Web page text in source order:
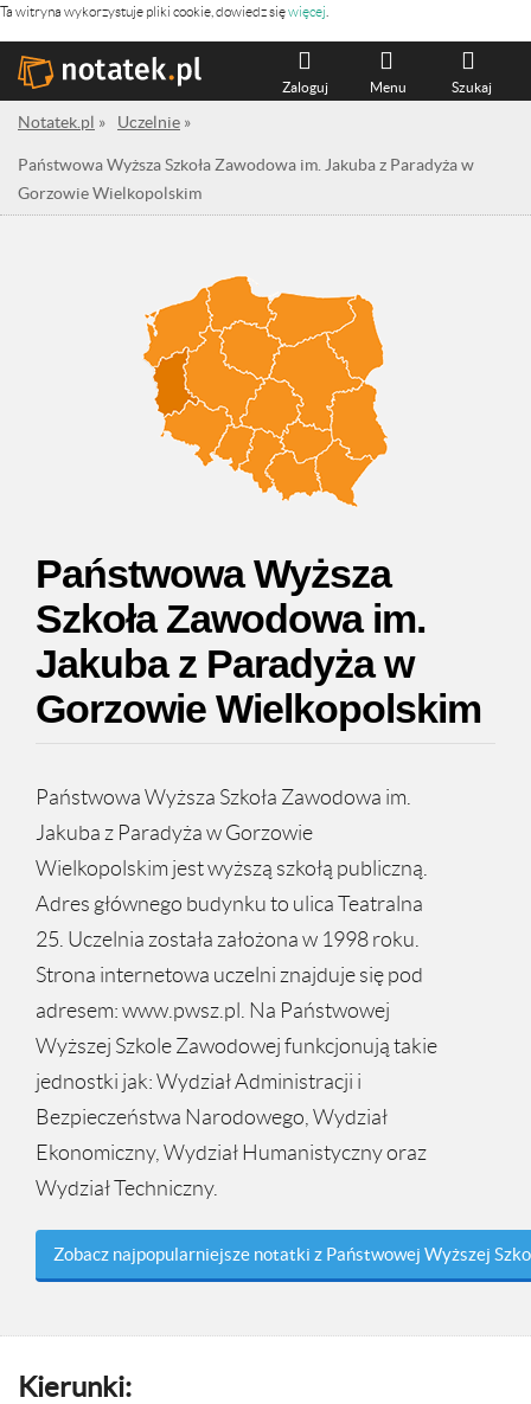
Ta witryna wykorzystuje pliki cookie, dowiedz sięwięcej
Szukaj
Menu
Zaloguj
Notatek.pl » Uczelnie »
Państwowa Wyższa Szkoła Zawodowa im. Jakuba z Paradyża w
Gorzowie Wielkopolskim
Państwowa Wyższa
Szkoła Zawodowa im.
Jakuba z Paradyża w
Gorzowie Wielkopolskim
Państwowa Wyższa Szkoła Zawodowa im.
Jakuba z Paradyża w Gorzowie
Wielkopolskim jest wyższą szkołą publiczną.
Adres głównego budynku to ulica Teatralna
25. Uczelnia została założona w 1998 roku.
Strona internetowa uczelni znajduje się pod
adresem: www.pwsz.pl. Na Państwowej
Wyższej Szkole Zawodowej funkcjonują takie
jednostki jak: Wydział Administracji i
Bezpieczeństwa Narodowego, Wydział
Ekonomiczny, Wydział Humanistyczny oraz
Wydział Techniczny.
Zobacz najpopularniejsze notatki z Państwowej Wyższej
Kierunki: